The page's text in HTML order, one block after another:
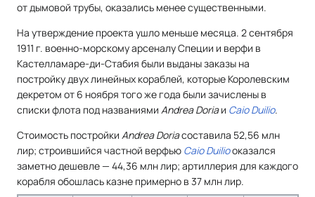
от дымовой трубы, оказались менее существенными.
На утверждение проекта ушло меньше месяца. 2 сентября
1911 г. военно-морскому арсеналу Специи и верфи в
Кастелламаре-ди-Стабия были выданы заказы на
постройку двух линейных кораблей, которые Королевским
декретом от 6 ноября того же года были зачислены в
списки флота под названиями Andrea Doriaи Caio Duilio.
Стоимость постройки Andrea Doriaсоставила 52,56 млн
лир; строившийся частной верфью Caio Duilioоказался
заметно дешевле — 44,36 млн лир; артиллерия для каждого
корабля обошлась казне примерно в 37 млн лир.